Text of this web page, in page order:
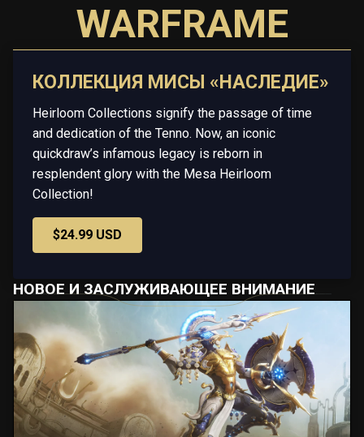
WARFRAME
КОЛЛЕКЦИЯ МИСЫ «НАСЛЕДИЕ»
Heirloom Collections signify the passage of time
and dedication of the Tenno. Now, an iconic
quickdraw’s infamous legacy is reborn in
resplendent glory with the Mesa Heirloom
Collection!
$24.99 USD
НОВОЕ И ЗАСЛУЖИВАЮЩЕЕ ВНИМАНИЕ